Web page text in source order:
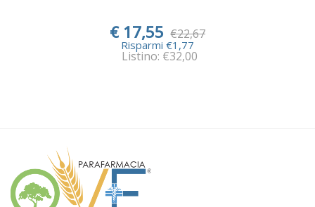
€ 17,55 €22,67
Risparmi €1,77
Listino: €32,00